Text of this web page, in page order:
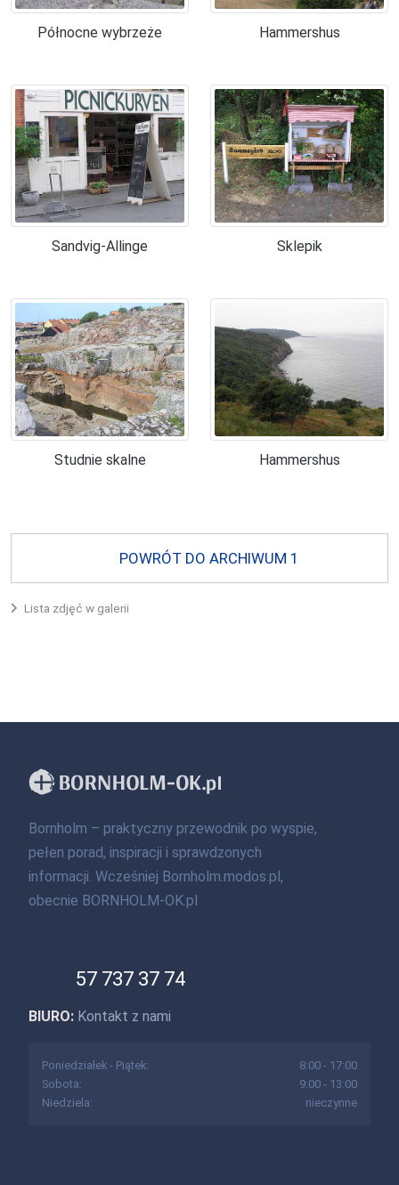
Północne wybrzeże Hammershus
Sandvig-Allinge Sklepik
Studnie skalne Hammershus
POWRÓT DO ARCHIWUM 1
Lista zdjęć w galerii
Bornholm – praktyczny przewodnik po wyspie,
pełen porad, inspiracji i sprawdzonych
informacji. Wcześniej Bornholm.modos.pl,
obecnie BORNHOLM-OK.pl
57 737 37 74
BIURO: Kontakt z nami
Poniedziałek - Piątek:
8:00 - 17:00
Sobota:
9:00 - 13:00
Niedziela:
nieczynne